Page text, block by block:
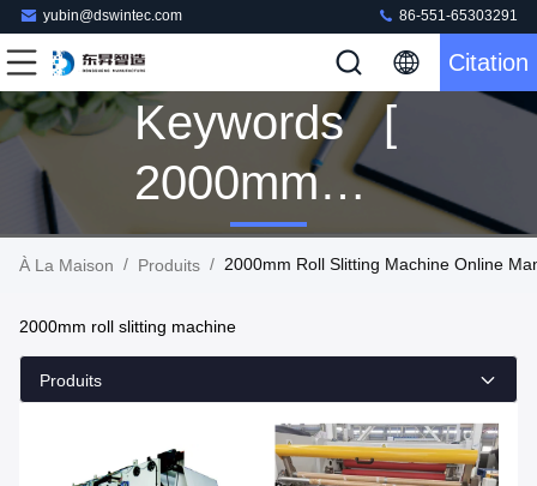
yubin@dswintec.com 86-551-65303291
Citation
Keywords [
2000mm
Roll Slitting
Match 19
Produits
À La Maison / Produits / 2000mm Roll Slitting Machine Online
2000mm roll slitting machine
Produits